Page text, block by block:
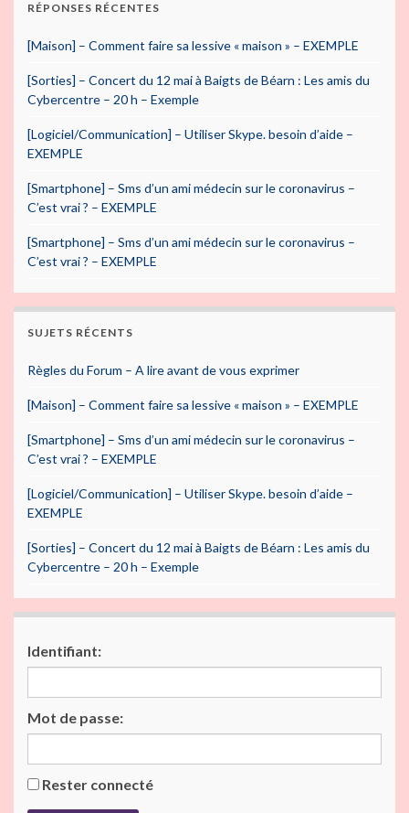
RÉPONSES RÉCENTES
[Maison] – Comment faire sa lessive « maison » – EXEMPLE
[Sorties] – Concert du 12 mai à Baigts de Béarn : Les amis du
Cybercentre – 20 h – Exemple
[Logiciel/Communication] – Utiliser Skype. besoin d’aide –
EXEMPLE
[Smartphone] – Sms d’un ami médecin sur le coronavirus –
C’est vrai ? – EXEMPLE
[Smartphone] – Sms d’un ami médecin sur le coronavirus –
C’est vrai ? – EXEMPLE
SUJETS RÉCENTS
Règles du Forum – A lire avant de vous exprimer
[Maison] – Comment faire sa lessive « maison » – EXEMPLE
[Smartphone] – Sms d’un ami médecin sur le coronavirus –
C’est vrai ? – EXEMPLE
[Logiciel/Communication] – Utiliser Skype. besoin d’aide –
EXEMPLE
[Sorties] – Concert du 12 mai à Baigts de Béarn : Les amis du
Cybercentre – 20 h – Exemple
Identifiant:
Mot de passe:
Rester connecté